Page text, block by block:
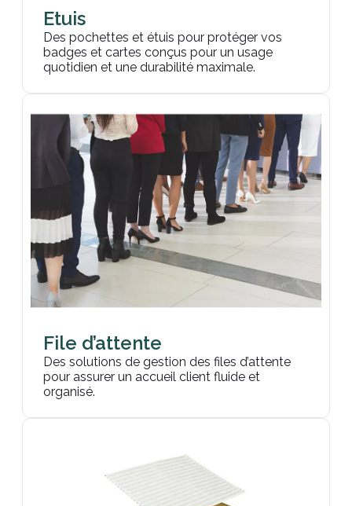
Etuis
Des pochettes et étuis pour protéger vos
badges et cartes conçus pour un usage
quotidien et une durabilité maximale.
File d’attente
Des solutions de gestion des files d’attente
pour assurer un accueil client fluide et
organisé.